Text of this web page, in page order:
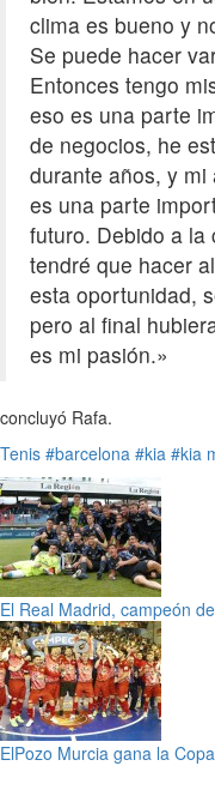
clima es bueno y
Se puede hacer
Entonces tengo
eso es una parte
de negocios, he
durante años, y
es una parte
futuro. Debido a la
tendré que hacer
esta oportunidad,
pero al final
es mi pasión.»
concluyó Rafa.
Tenis #barcelona #kia #kia
El Real Madrid, campeón
ElPozo Murcia gana la